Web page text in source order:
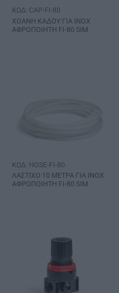
ΚΩΔ: CAP-FI-80
ΧΟΑΝΗ ΚΑΔΟΥ ΓΙΑ ΙΝΟΧ
AΦΡΟΠΟΙΗΤΗ FI-80 SIM
ΚΩΔ: HOSE-FI-80
ΛΑΣΤΙΧΟ 10 ΜΕΤΡΑ ΓΙΑ INOX
ΑΦΡΟΠΟΙΗΤΗ FI-80 SIM